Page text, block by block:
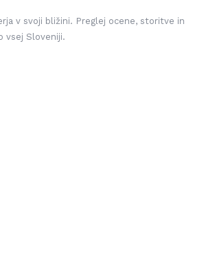
v svoji bližini. Preglej ocene, storitve in
vsej Sloveniji.